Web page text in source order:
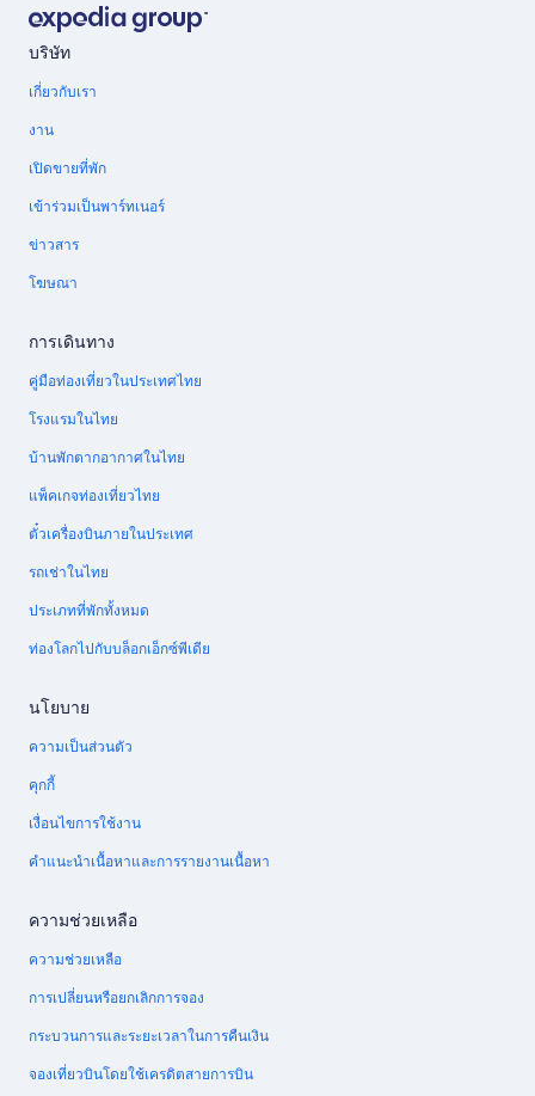
บริษัท
เกี่ยวกับเรา
งาน
เปิดขายที่พัก
เข้าร่วมเป็นพาร์ทเนอร์
ข่าวสาร
โฆษณา
การเดินทาง
คู่มือท่องเที่ยวในประเทศไทย
โรงแรมในไทย
บ้านพักตากอากาศในไทย
แพ็คเกจท่องเที่ยวไทย
ตั๋วเครื่องบินภายในประเทศ
รถเช่าในไทย
ประเภทที่พักทั้งหมด
ท่องโลกไปกับบล็อกเอ็กซ์พีเดีย
นโยบาย
ความเป็นส่วนตัว
คุกกี้
เงื่อนไขการใช้งาน
คำแนะนำเนื้อหาและการรายงานเนื้อหา
ความช่วยเหลือ
ความช่วยเหลือ
การเปลี่ยนหรือยกเลิกการจอง
กระบวนการและระยะเวลาในการคืนเงิน
จองเที่ยวบินโดยใช้เครดิตสายการบิน